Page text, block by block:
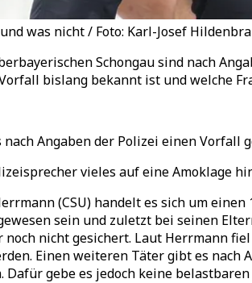
was nicht / Foto: Karl-Josef
Schongau sind nach
bislang bekannt ist und welche
Angaben der Polizei einen
vieles auf eine Amoklage
(CSU) handelt es sich um
sein und zuletzt bei seinen
nicht gesichert. Laut Herrmann
Einen weiteren Täter gibt es
gebe es jedoch keine